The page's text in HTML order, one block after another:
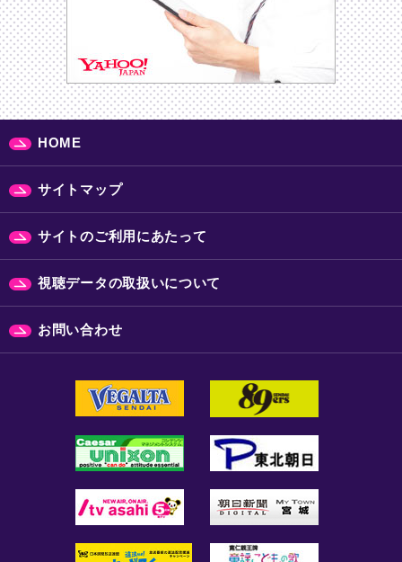
HOME
サイトマップ
サイトのご利用にあたって
視聴データの取扱いについて
お問い合わせ